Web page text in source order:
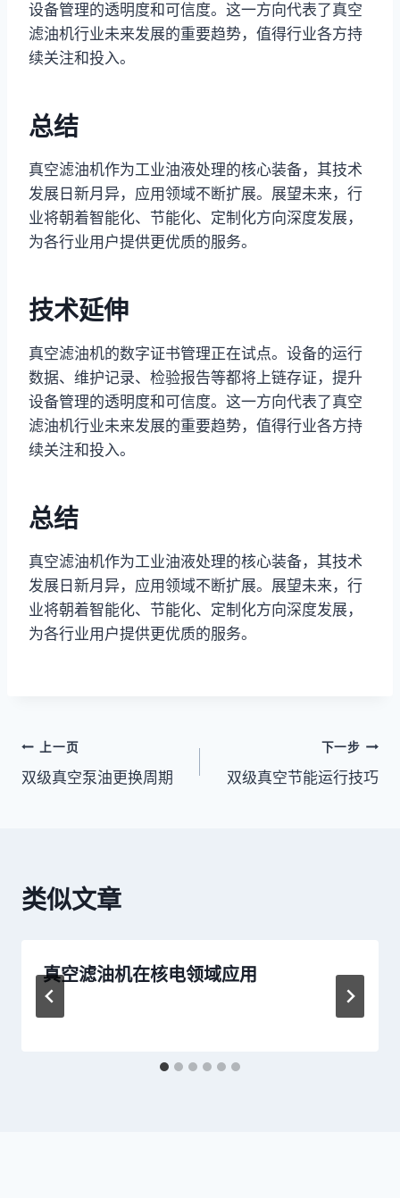
设备管理的透明度和可信度。这一方向代表了真空
滤油机行业未来发展的重要趋势，值得行业各方持
续关注和投入。
总结
真空滤油机作为工业油液处理的核心装备，其技术
发展日新月异，应用领域不断扩展。展望未来，行
业将朝着智能化、节能化、定制化方向深度发展，
为各行业用户提供更优质的服务。
技术延伸
真空滤油机的数字证书管理正在试点。设备的运行
数据、维护记录、检验报告等都将上链存证，提升
设备管理的透明度和可信度。这一方向代表了真空
滤油机行业未来发展的重要趋势，值得行业各方持
续关注和投入。
总结
真空滤油机作为工业油液处理的核心装备，其技术
发展日新月异，应用领域不断扩展。展望未来，行
业将朝着智能化、节能化、定制化方向深度发展，
为各行业用户提供更优质的服务。
文
章
上一页
双级真空泵油更换周期
下一步
双级真空节能运行技巧
类似文章
真空滤油机在核电领域应用